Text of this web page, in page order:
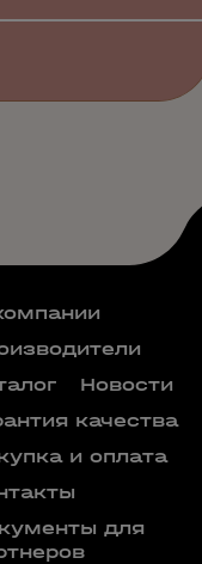
Новости
качества
и оплата
для